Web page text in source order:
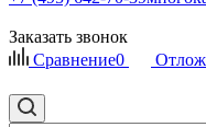
Заказать звонок
Сравнение0